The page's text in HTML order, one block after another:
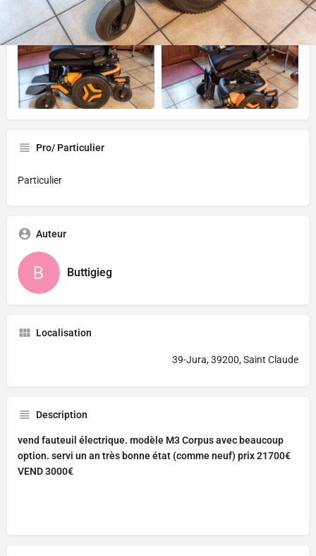
Pro/ Particulier
Particulier
Auteur
Buttigieg
Localisation
39-Jura, 39200, Saint Claude
Description
vend fauteuil électrique. modèle M3 Corpus avec beaucoup
option. servi un an très bonne état (comme neuf) prix 21700€
VEND 3000€